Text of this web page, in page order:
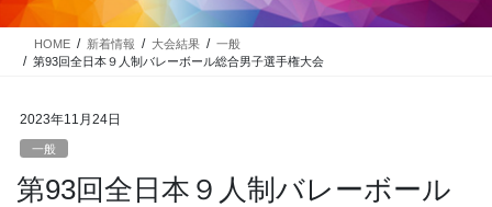
HOME 新着情報 大会結果
一般
第93回全日本９人制バレーボール総合男子選手権大会
2023年11月24日
一般
第93回全日本９人制バレーボール